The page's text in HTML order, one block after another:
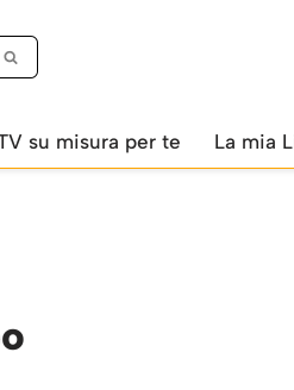
su misura per te La mia